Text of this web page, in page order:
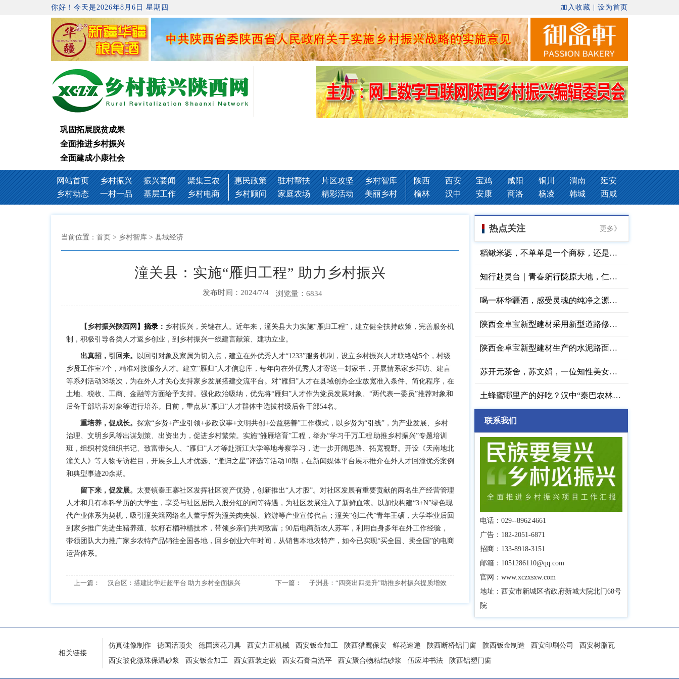
你好！今天是2026年8月6日 星期四 加入收藏 |设为首页
巩固拓展脱贫成果
全面推进乡村振兴
全面建成小康社会
网站首页 乡村振兴 振兴要闻
聚集三农
乡村动态
一村一品 基层工作 乡村电商
惠民政策 驻村帮扶 片区攻坚
乡村智库
乡村顾问
家庭农场 精彩活动 美丽乡村
陕西 西安 宝鸡 咸阳 铜川 渭南
延安
榆林
汉中 安康 商洛 杨凌 韩城 西咸
当前位置： 首页 > 乡村智库 > 县域经济
潼关县：实施“雁归工程” 助力乡村振兴
发布时间：2024/7/4 浏览量：6834
【 乡村振兴陕西网 】摘录： 乡村振兴，关键在人。近年来，潼关县大力实施“雁归工程”，建立健全扶持政策，完善服务机
制，积极引导各类人才返乡创业，到乡村振兴一线建言献策、建功立业。
出真招，引回来。
以回引对象及家属为切入点，建立在外优秀人才“1233”服务机制，设立乡村振兴人才联络站5个，村级
乡贤工作室7个，精准对接服务人才。建立“雁归”人才信息库，每年向在外优秀人才寄送一封家书，开展情系家乡拜访、建言
等系列活动38场次，为在外人才关心支持家乡发展搭建交流平台。对“雁归”人才在县域创办企业放宽准入条件、简化程序，在
土地、税收、工商、金融等方面给予支持。强化政治吸纳，优先将“雁归”人才作为党员发展对象、“两代表一委员”推荐对象和
后备干部培养对象等进行培养。目前，重点从“雁归”人才群体中选拔村级后备干部54名。
重培养，促成长。 探索“乡贤+产业引领+参政议事+文明共创+公益慈善”工作模式，以乡贤为“引线”，为产业发展、乡村
治理、文明乡风等出谋划策、出资出力，促进乡村繁荣。实施“雏雁培育”工程，举办“学习千万工程 助推乡村振兴”专题培训
班，组织村党组织书记、致富带头人、“雁归”人才等赴浙江大学等地考察学习，进一步开阔思路、拓宽视野。开设《天南地北
潼关人》等人物专访栏目，开展乡土人才优选、“雁归之星”评选等活动10期，在新闻媒体平台展示推介在外人才回潼优秀案例
和典型事迹20余期。
留下来，促发展。 太要镇秦王寨社区发挥社区资产优势，创新推出“人才股”。对社区发展有重要贡献的两名生产经营管理
人才和具有本科学历的大学生，享受与社区居民入股分红的同等待遇，为社区发展注入了新鲜血液。以加快构建“3+N”绿色现
代产业体系为契机，吸引潼关籍网络名人董宇辉为潼关肉夹馍、旅游等产业宣传代言；潼关“创二代”青年王硕，大学毕业后回
到家乡推广先进生猪养殖、软籽石榴种植技术，带领乡亲们共同致富；90后电商新农人苏军，利用自身多年在外工作经验，
带领团队大力推广家乡农特产品销往全国各地，回乡创业六年时间，从销售本地农特产，如今已实现“买全国、卖全国”的电商
运营体系。
上一篇： 汉台区：搭建比学赶超平台 助力乡村全面振兴 下一篇： 子洲县：“四突出四提升”助推乡村振兴提质增效
热点关注 更多》
稻鳅米婆，不单单是一个商标，还是原阳大米的供应商
知行赴灵台｜青春躬行陇原大地，仁心守护桑榆暮景
喝一杯华疆酒，感受灵魂的纯净之源，华疆酒业西安
陕西金卓宝新型建材采用新型道路修补剂高效消除路面病害
陕西金卓宝新型建材生产的水泥路面快速修补料靠谱
苏开元茶舍，苏文娟，一位知性美女以茶待人的世外桃源
土蜂蜜哪里产的好吃？汉中“秦巴农林”大自然的馈赠
联系我们
电话：029--8962 4661
广告：182-2051-6871
招商：133-8918-3151
邮箱：1051286110@qq.com
官网：www.xczxsxw.com
地址：西安市新城区省政府新城大院北门68号
院
相关链接
仿真硅像制作 德国活顶尖 德国滚花刀具 西安力正机械 西安钣金加工 陕西猎鹰保安 鲜花速递 陕西断桥铝门窗 陕西钣金制造 西安印刷公司
西安树脂瓦
西安玻化微珠保温砂浆
西安钣金加工 西安西装定做 西安石膏自流平 西安聚合物粘结砂浆 伍应坤书法 陕西铝塑门窗